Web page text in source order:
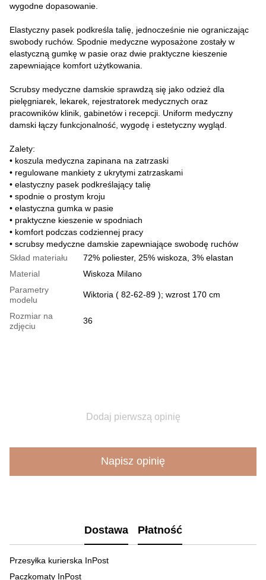
wygodne dopasowanie.
Elastyczny pasek podkreśla talię, jednocześnie nie ograniczając
swobody ruchów. Spodnie medyczne wyposażone zostały w
elastyczną gumkę w pasie oraz dwie praktyczne kieszenie
zapewniające komfort użytkowania.
Scrubsy medyczne damskie sprawdzą się jako odzież dla
pielęgniarek, lekarek, rejestratorek medycznych oraz
pracowników klinik, gabinetów i recepcji. Uniform medyczny
damski łączy funkcjonalność, wygodę i estetyczny wygląd.
Zalety:
• koszula medyczna zapinana na zatrzaski
• regulowane mankiety z ukrytymi zatrzaskami
• elastyczny pasek podkreślający talię
• spodnie o prostym kroju
• elastyczna gumka w pasie
• praktyczne kieszenie w spodniach
• komfort podczas codziennej pracy
• scrubsy medyczne damskie zapewniające swobodę ruchów
Skład materiału
72% poliester, 25% wiskoza, 3% elastan
Material
Wiskoza Milano
Parametry
modelu
Wiktoria ( 82-62-89 ); wzrost 170 cm
Rozmiar na
zdjęciu
36
Dodaj pierwszą opinię
Napisz opinię
Dostawa Płatność
Przesyłka kurierska InPost
Paczkomaty InPost